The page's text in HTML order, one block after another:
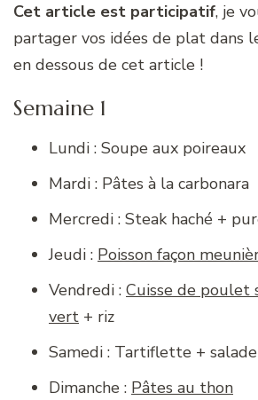
Cet article est participatif, je
partager vos idées de plat dans
en dessous de cet article !
Semaine 1
Lundi : Soupe aux poireaux
Mardi : Pâtes à la carbonara
Mercredi : Steak haché +
Jeudi : Poisson façon
Vendredi : Cuisse de poulet
vert + riz
Samedi : Tartiflette + salade
Dimanche : Pâtes au thon